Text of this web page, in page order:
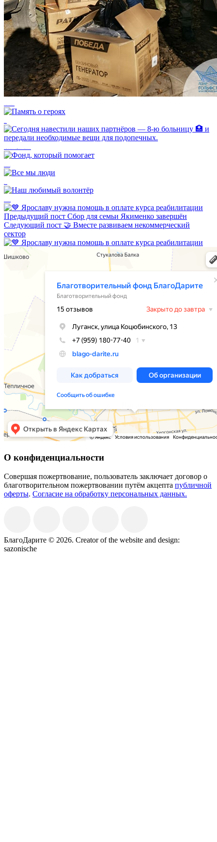
Предыдущий пост Сбор для семьи Якименко завершён
Следующий пост 🤝 Вместе развиваем некоммерческий
сектор
О конфиденциальности
Совершая пожертвование, пользователь заключает договор о
благотворительном пожертвовании путём акцепта публичной
оферты. Согласие на обработку персональных данных.
БлагоДарите © 2026. Creator of the website and design:
sazonische